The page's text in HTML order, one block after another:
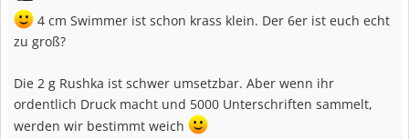
4 cm Swimmer ist schon krass klein. Der 6er ist euch echt
zu groß?
Die 2 g Rushka ist schwer umsetzbar. Aber wenn ihr
ordentlich Druck macht und 5000 Unterschriften sammelt,
werden wir bestimmt weich